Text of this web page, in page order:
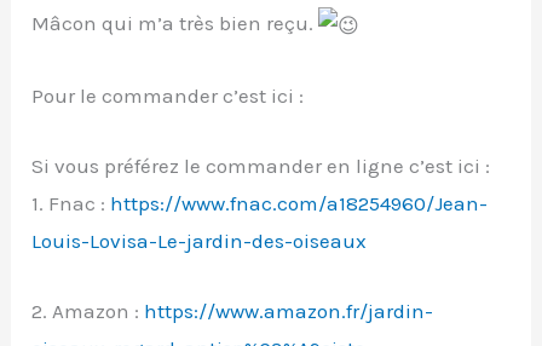
Mâcon qui m’a très bien reçu.
Pour le commander c’est ici :
Si vous préférez le commander en ligne c’est ici :
1. Fnac : https://www.fnac.com/a18254960/Jean-
Louis-Lovisa-Le-jardin-des-oiseaux
2. Amazon : https://www.amazon.fr/jardin-